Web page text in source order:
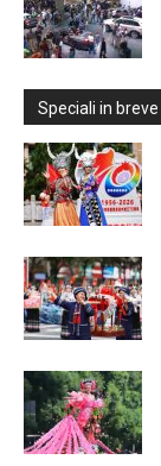
Speciali in breve